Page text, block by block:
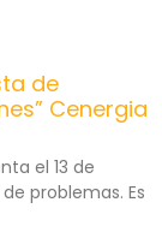
de
Cenergia
el 13 de
problemas. Es